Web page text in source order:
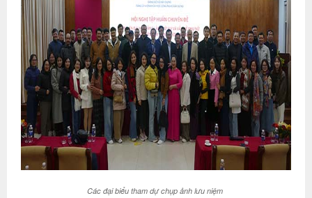
Các đại biểu tham dự chụp ảnh lưu niệm